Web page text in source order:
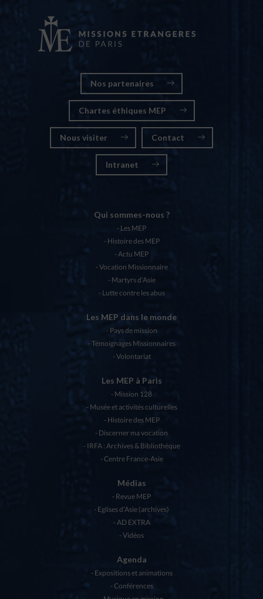
Nos partenaires
Chartes éthiques MEP
Nous visiter Contact
Intranet
Qui sommes-nous ?
Les MEP
Histoire des MEP
Actu MEP
Vocation Missionnaire
Martyrs d’Asie
Lutte contre les abus
Les MEP dans le monde
Pays de mission
Témoignages Missionnaires
Volontariat
Les MEP à Paris
Mission 128
Musée et activités culturelles
Histoire des MEP
Discerner ma vocation
IRFA : Archives & Bibliothèque
Centre France-Asie
Médias
Revue MEP
Eglises d’Asie (archives)
AD EXTRA
Vidéos
Agenda
Expositions et animations
Conférences